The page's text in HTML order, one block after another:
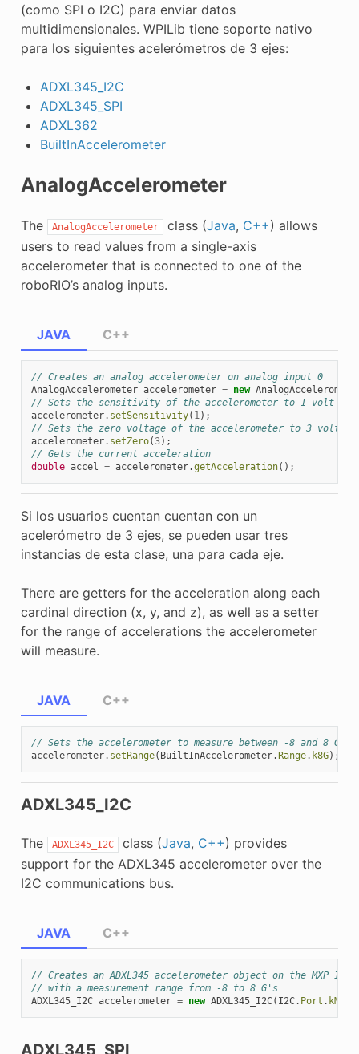
(como SPI o I2C) para enviar datos
multidimensionales. WPILib tiene soporte nativo
para los siguientes acelerómetros de 3 ejes:
ADXL345_I2C
ADXL345_SPI
ADXL362
BuiltInAccelerometer
AnalogAccelerometer
The AnalogAccelerometer class (Java, C++) allows
users to read values from a single-axis
accelerometer that is connected to one of the
roboRIO’s analog inputs.
JAVA
// Creates an analog accelerometer on analog input 0
AnalogAccelerometer accelerometer = new
// Sets the sensitivity of the accelerometer to 1 volt per
accelerometer. setSensitivity( 1);
// Sets the zero voltage of the accelerometer to 3 volts
accelerometer. setZero(3);
// Gets the current acceleration
double accel = accelerometer.getAcceleration();
C++
Si los usuarios cuentan cuentan con un
acelerómetro de 3 ejes, se pueden usar tres
instancias de esta clase, una para cada eje.
There are getters for the acceleration along each
cardinal direction (x, y, and z), as well as a setter
for the range of accelerations the accelerometer
will measure.
JAVA
// Sets the accelerometer to measure between -8 and 8 G's
accelerometer. setRange( BuiltInAccelerometer.Range. k8G);
C++
ADXL345_I2C
The ADXL345_I2C class (Java, C++) provides
support for the ADXL345 accelerometer over the
I2C communications bus.
JAVA
// Creates an ADXL345 accelerometer object on the MXP I2C
// with a measurement range from -8 to 8 G's
ADXL345_I2C accelerometer = new ADXL345_I2C( I2C. Port . kMXP
C++
ADXL345_SPI